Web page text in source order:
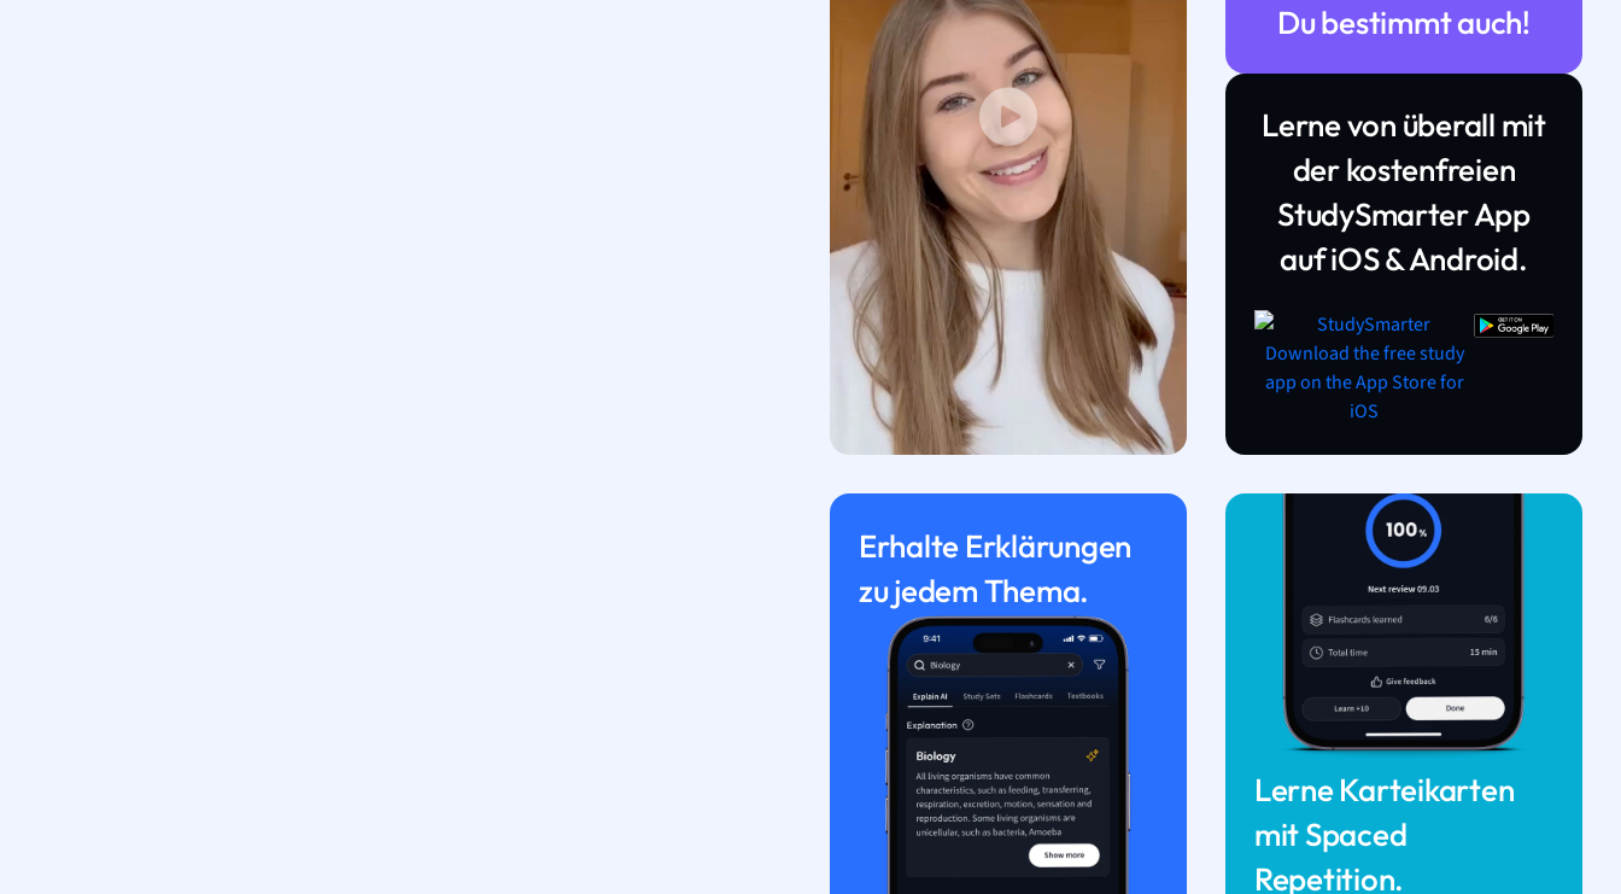
Du bestimmt auch!
Lerne von überall mit
der kostenfreien
StudySmarter App
auf iOS & Android.
Erhalte Erklärungen
zu jedem Thema.
Lerne Karteikarten
mit Spaced
Repetition.